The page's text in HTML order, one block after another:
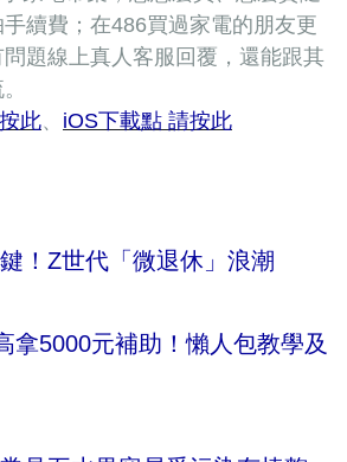
續費；在486買過家電的朋友更
題線上真人客服回覆，還能跟其
此、 iOS下載點 請按此
！Z世代「微退休」浪潮
拿5000元補助！懶人包教學及